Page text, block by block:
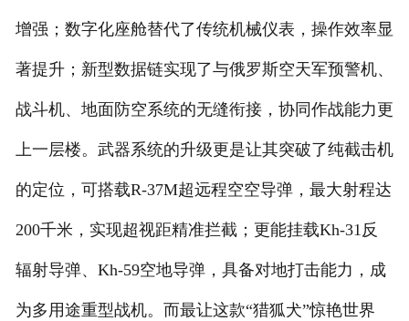
增强；数字化座舱替代了传统机械仪表，操作效率显
著提升；新型数据链实现了与俄罗斯空天军预警机、
战斗机、地面防空系统的无缝衔接，协同作战能力更
上一层楼。武器系统的升级更是让其突破了纯截击机
的定位，可搭载R-37M超远程空空导弹，最大射程达
200千米，实现超视距精准拦截；更能挂载Kh-31反
辐射导弹、Kh-59空地导弹，具备对地打击能力，成
为多用途重型战机。而最让这款“猎狐犬”惊艳世界